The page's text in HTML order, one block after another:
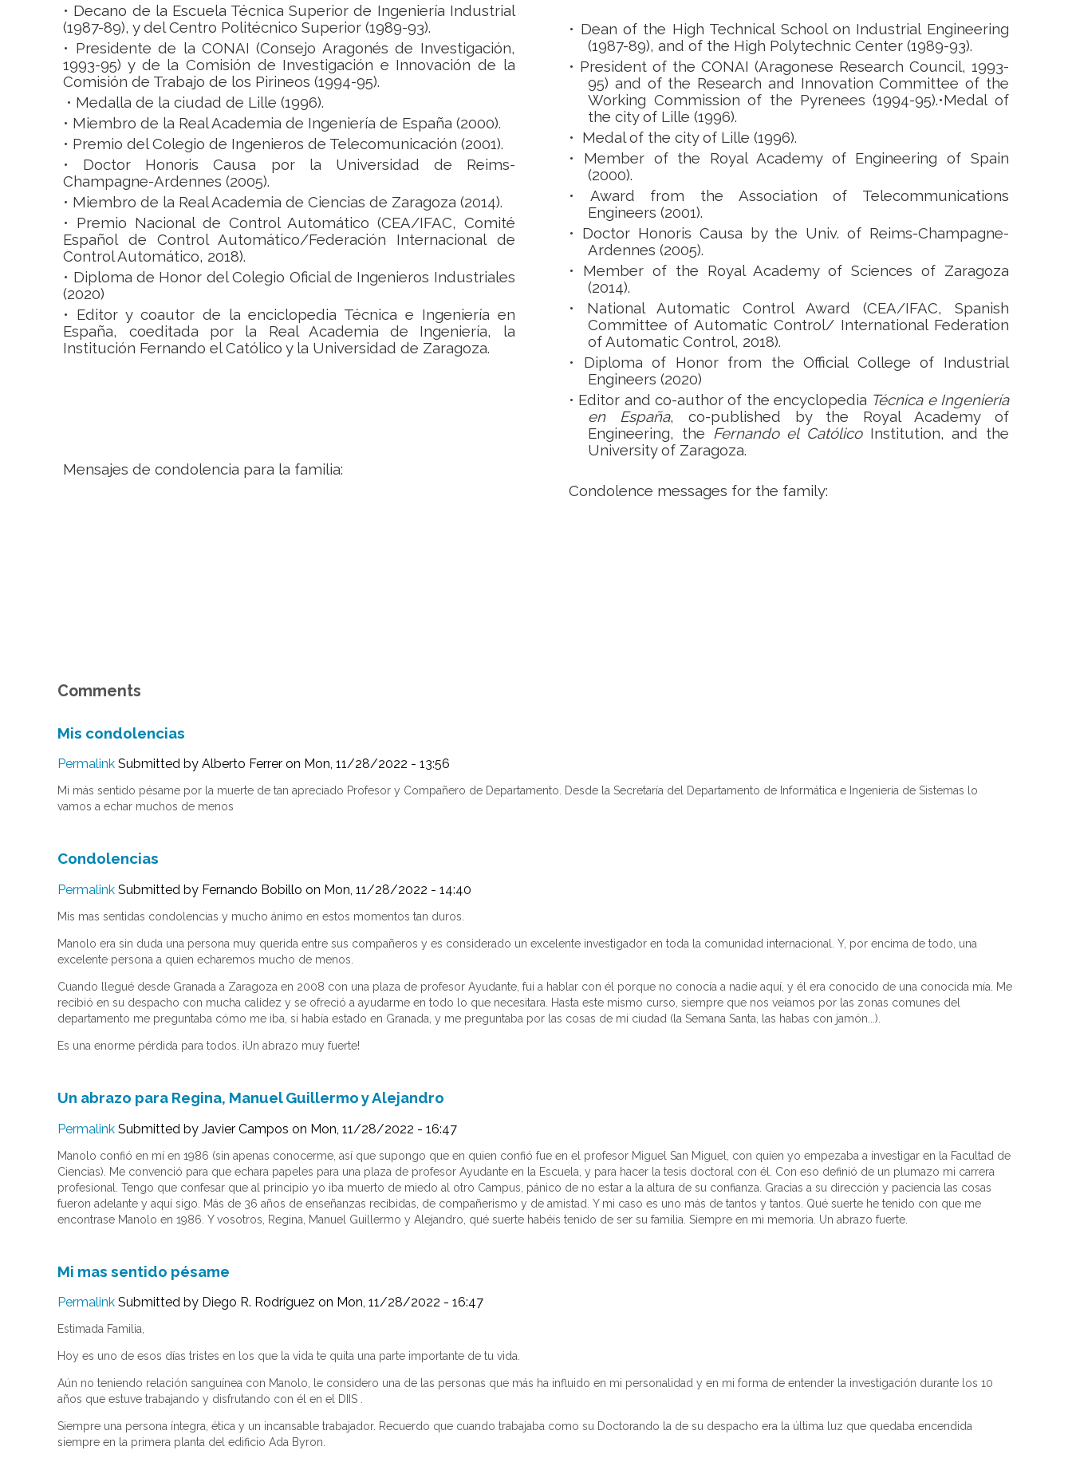
• Decano de la Escuela Técnica Superior de Ingeniería Industrial
(1987-89), y del Centro Politécnico Superior (1989-93).
• Presidente de la CONAI (Consejo Aragonés de Investigación,
1993-95) y de la Comisión de Investigación e Innovación de la
Comisión de Trabajo de los Pirineos (1994-95).
• Medalla de la ciudad de Lille (1996).
• Miembro de la Real Academia de Ingeniería de España (2000).
• Premio del Colegio de Ingenieros de Telecomunicación (2001).
• Doctor Honoris Causa por la Universidad de Reims-
Champagne-Ardennes (2005).
• Miembro de la Real Academia de Ciencias de Zaragoza (2014).
• Premio Nacional de Control Automático (CEA/IFAC, Comité
Español de Control Automático/Federación Internacional de
Control Automático, 2018).
• Diploma de Honor del Colegio Oficial de Ingenieros Industriales
(2020)
• Editor y coautor de la enciclopedia Técnica e Ingeniería en
España, coeditada por la Real Academia de Ingeniería, la
Institución Fernando el Católico y la Universidad de Zaragoza.
Mensajes de condolencia para la familia:
• Dean of the High Technical School on Industrial Engineering
(1987-89), and of the High Polytechnic Center (1989-93).
• President of the CONAI (Aragonese Research Council, 1993-
95) and of the Research and Innovation Committee of the
Working Commission of the Pyrenees (1994-95).•Medal of
the city of Lille (1996).
• Medal of the city of Lille (1996).
• Member of the Royal Academy of Engineering of Spain
(2000).
• Award from the Association of Telecommunications
Engineers (2001).
• Doctor Honoris Causa by the Univ. of Reims-Champagne-
Ardennes (2005).
• Member of the Royal Academy of Sciences of Zaragoza
(2014).
• National Automatic Control Award (CEA/IFAC, Spanish
Committee of Automatic Control/ International Federation
of Automatic Control, 2018).
• Diploma of Honor from the Official College of Industrial
Engineers (2020)
• Editor and co-author of the encyclopedia Técnica e Ingeniería
en España, co-published by the Royal Academy of
Engineering, the Fernando el CatólicoInstitution, and the
University of Zaragoza.
Condolence messages for the family:
Comments
Mis condolencias
Permalink Submitted by Alberto Ferrer on Mon, 11/28/2022 - 13:56
Mi más sentido pésame por la muerte de tan apreciado Profesor y Compañero de Departamento. Desde la Secretaría del Departamento de Informática e Ingeniería de Sistemas lo
vamos a echar muchos de menos
Condolencias
Permalink Submitted by Fernando Bobillo on Mon, 11/28/2022 - 14:40
Mis mas sentidas condolencias y mucho ánimo en estos momentos tan duros.
Manolo era sin duda una persona muy querida entre sus compañeros y es considerado un excelente investigador en toda la comunidad internacional. Y, por encima de todo, una
excelente persona a quien echaremos mucho de menos.
Cuando llegué desde Granada a Zaragoza en 2008 con una plaza de profesor Ayudante, fui a hablar con él porque no conocía a nadie aquí, y él era conocido de una conocida mía. Me
recibió en su despacho con mucha calidez y se ofreció a ayudarme en todo lo que necesitara. Hasta este mismo curso, siempre que nos veíamos por las zonas comunes del
departamento me preguntaba cómo me iba, si había estado en Granada, y me preguntaba por las cosas de mi ciudad (la Semana Santa, las habas con jamón...).
Es una enorme pérdida para todos. ¡Un abrazo muy fuerte!
Un abrazo para Regina, Manuel Guillermo y Alejandro
Permalink Submitted by Javier Campos on Mon, 11/28/2022 - 16:47
Manolo confió en mí en 1986 (sin apenas conocerme, así que supongo que en quien confió fue en el profesor Miguel San Miguel, con quien yo empezaba a investigar en la Facultad de
Ciencias). Me convenció para que echara papeles para una plaza de profesor Ayudante en la Escuela, y para hacer la tesis doctoral con él. Con eso definió de un plumazo mi carrera
profesional. Tengo que confesar que al principio yo iba muerto de miedo al otro Campus, pánico de no estar a la altura de su confianza. Gracias a su dirección y paciencia las cosas
fueron adelante y aquí sigo. Más de 36 años de enseñanzas recibidas, de compañerismo y de amistad. Y mi caso es uno más de tantos y tantos. Qué suerte he tenido con que me
encontrase Manolo en 1986. Y vosotros, Regina, Manuel Guillermo y Alejandro, qué suerte habéis tenido de ser su familia. Siempre en mi memoria. Un abrazo fuerte.
Mi mas sentido pésame
Permalink Submitted by Diego R. Rodríguez on Mon, 11/28/2022 - 16:47
Estimada Familia,
Hoy es uno de esos días tristes en los que la vida te quita una parte importante de tu vida.
Aún no teniendo relación sanguínea con Manolo, le considero una de las personas que más ha influido en mi personalidad y en mi forma de entender la investigación durante los 10
años que estuve trabajando y disfrutando con él en el DIIS .
Siempre una persona íntegra, ética y un incansable trabajador. Recuerdo que cuando trabajaba como su Doctorando la de su despacho era la última luz que quedaba encendida
siempre en la primera planta del edificio Ada Byron.